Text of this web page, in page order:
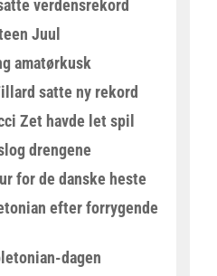
verdensrekord
Juul
amatørkusk
satte ny rekord
Zet havde let spil
drengene
for de danske heste
efter forrygende
dagen